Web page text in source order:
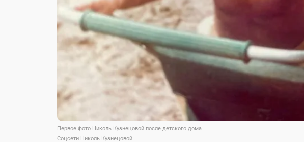
Первое фото Николь Кузнецовой после детского дома
Соцсети Николь Кузнецовой